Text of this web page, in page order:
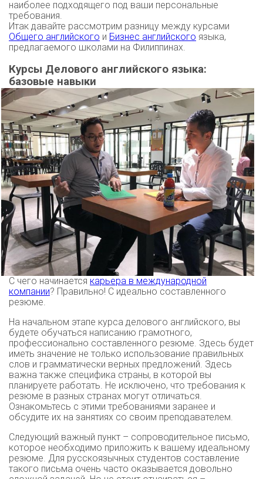
наиболее подходящего под ваши персональные
требования.
Итак давайте рассмотрим разницу между курсами
Общего английского и Бизнес английского языка,
предлагаемого школами на Филиппинах.
Курсы Делового английского языка:
базовые навыки
С чего начинается карьера в международной
компании? Правильно! С идеально составленного
резюме.
На начальном этапе курса делового английского, вы
будете обучаться написанию грамотного,
профессионально составленного резюме. Здесь будет
иметь значение не только использование правильных
слов и грамматически верных предложений. Здесь
важна также специфика страны, в которой вы
планируете работать. Не исключено, что требования к
резюме в разных странах могут отличаться.
Ознакомьтесь с этими требованиями заранее и
обсудите их на занятиях со своим преподавателем.
Следующий важный пункт – сопроводительное письмо,
которое необходимо приложить к вашему идеальному
резюме. Для русскоязычных студентов составление
такого письма очень часто оказывается довольно